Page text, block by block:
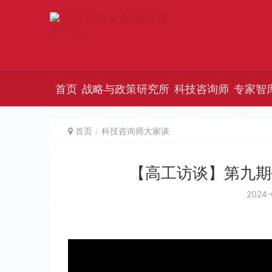
首页 战略与政策研究所 科技咨询师 专家智
首页 科技咨询师大家谈
【高工访谈】第